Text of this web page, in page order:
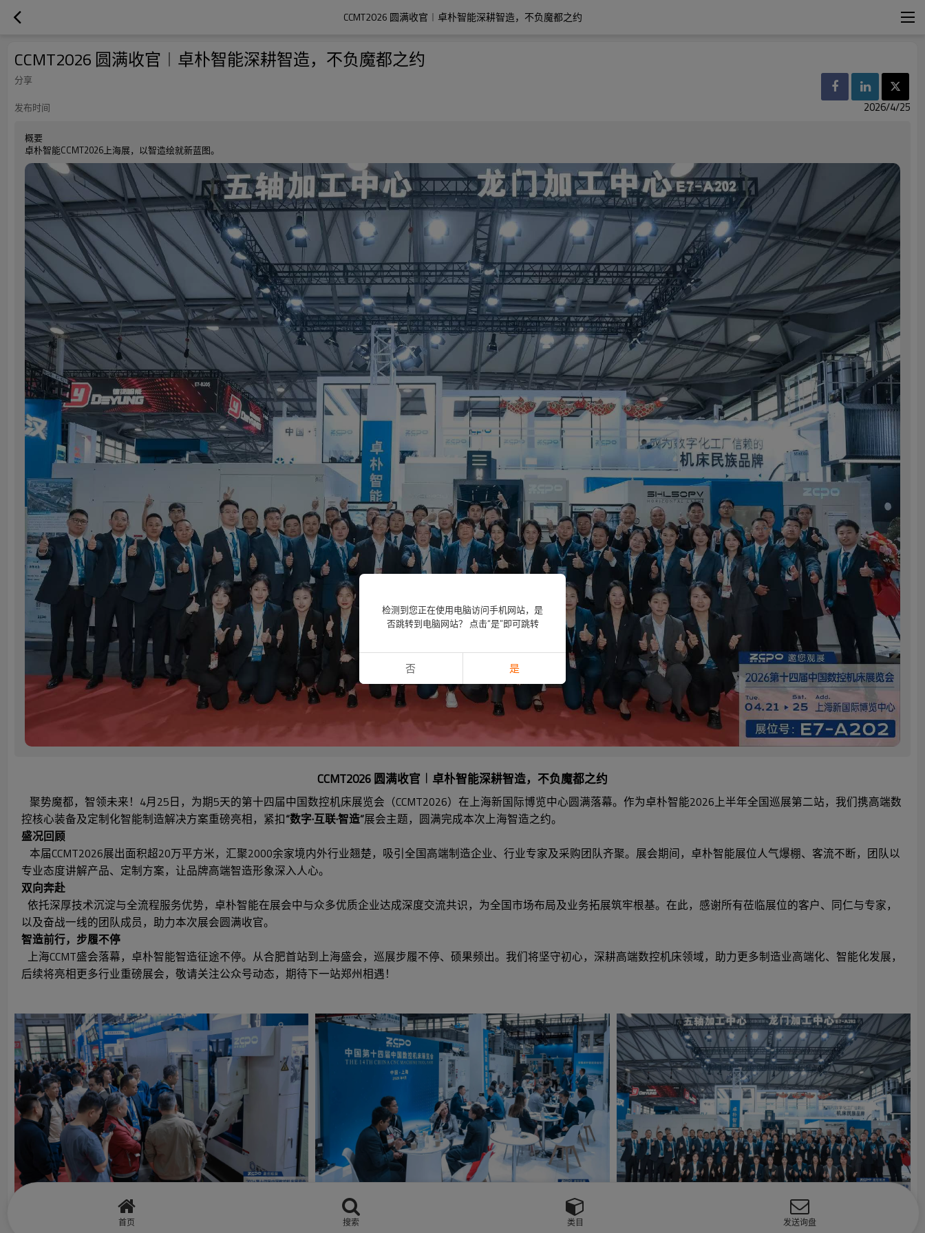
CCMT2026 圆满收官︱卓朴智能深耕智造，不负魔都之约
CCMT2026 圆满收官︱卓朴智能深耕智造，不负魔都之约
分享
发布时间
2026/4/25
概要
卓朴智能CCMT2026上海展，以智造绘就新蓝图。
CCMT2026 圆满收官︱卓朴智能深耕智造，不负魔都之约
聚势魔都，智领未来！4月25日，为期5天的第十四届中国数控机床展览会（CCMT2026）在上海新国际博览中心圆满落幕。作为卓朴智能2026上半年全国巡展第二站，我们携高端数
控核心装备及定制化智能制造解决方案重磅亮相，紧扣“数字·互联·智造”展会主题，圆满完成本次上海智造之约。
盛况回顾
本届CCMT2026展出面积超20万平方米，汇聚2000余家境内外行业翘楚，吸引全国高端制造企业、行业专家及采购团队齐聚。展会期间，卓朴智能展位人气爆棚、客流不断，团队以
专业态度讲解产品、定制方案，让品牌高端智造形象深入人心。
双向奔赴
依托深厚技术沉淀与全流程服务优势，卓朴智能在展会中与众多优质企业达成深度交流共识，为全国市场布局及业务拓展筑牢根基。在此，感谢所有莅临展位的客户、同仁与专家，
以及奋战一线的团队成员，助力本次展会圆满收官。
智造前行，步履不停
上海CCMT盛会落幕，卓朴智能智造征途不停。从合肥首站到上海盛会，巡展步履不停、硕果频出。我们将坚守初心，深耕高端数控机床领域，助力更多制造业高端化、智能化发展，
后续将亮相更多行业重磅展会，敬请关注公众号动态，期待下一站郑州相遇！
首页 搜索 类目 发送询盘
检测到您正在使用电脑访问手机网站，是
否跳转到电脑网站？ 点击“是”即可跳转
否 是